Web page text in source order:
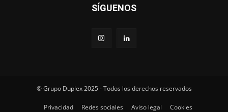
SÍGUENOS
© Grupo Duplex 2025 - Todos los derechos reservados
Privacidad Redes sociales Aviso legal Cookies